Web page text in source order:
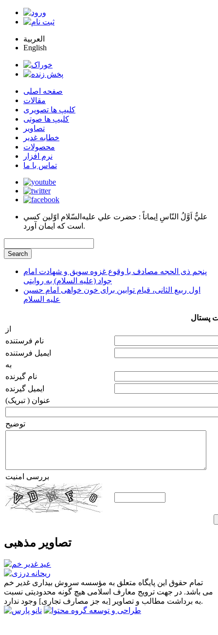
العربية
English
صفحه اصلی
مقالات
کلیپ ها تصویری
کلیپ ها صوتی
تصاویر
خطابه غدیر
محصولات
نرم افزار
تماس با ما
عليٌّ اَوَّلُ النّاسِ اِيماناً : حضرت علي عليه‌السّلام اوّلين كسي
است كه ايمان آورد.
پنجم ذی الحجه مصادف با وقوع غزوه سویق و شهادت امام
جواد (علیه السلام) به روایتی
اول ربیع الثانی، قیام توابین برای خون خواهی امام حسین
علیه السلام
پستال
از
نام فرستنده
ایمیل فرستنده
به
نام گیرنده
ایمیل گیرنده
عنوان ( تبریک)
توضیح
بررسی امنیت
تصاویر مذهبی
تمام حقوق این پایگاه متعلق به مؤسسه سروش بیداری غدیر خم
می باشد. در جهت ترویج معارف اسلامی هیچ گونه محدودیتی نسبت
به برداشت مطالب و تصاویر [به جز مصارف تجاری] وجود ندارد.